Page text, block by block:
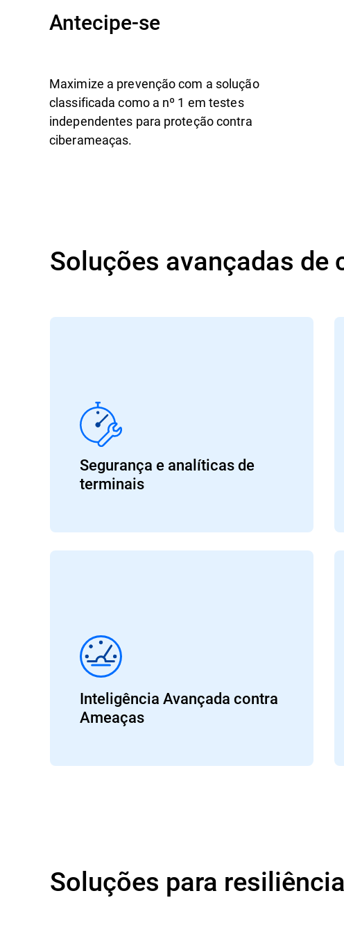
Antecipe-se
Maximize a prevenção com a solução
classificada como a nº 1 em testes
independentes para proteção contra
ciberameaças.
Soluções avançadas
Segurança e analíticas de
terminais
Inteligência Avançada contra
Ameaças
Soluções para